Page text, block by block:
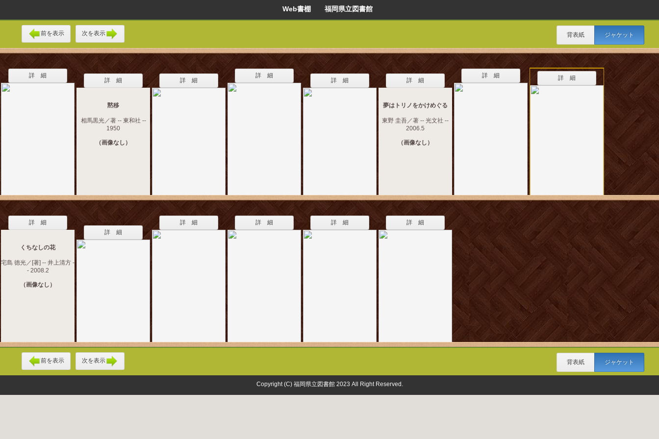
Web書棚 福岡県立図書館
前を表示 次を表示 背表紙 ジャケット
詳 細
詳 細
黙移
相馬黒光／著 -- 東和社 --
1950
（画像なし）
詳 細
詳 細
詳 細 詳 細
夢はトリノをかけめぐる
東野 圭吾／著 -- 光文社 --
2006.5
（画像なし）
詳 細 詳 細
詳 細
くちなしの花
宅島 徳光／[著] -- 井上清方 -
- 2008.2
（画像なし）
詳 細
詳 細 詳 細 詳 細 詳 細
前を表示 次を表示 背表紙 ジャケット
Copyright (C) 福岡県立図書館 2023 All Right Reserved.